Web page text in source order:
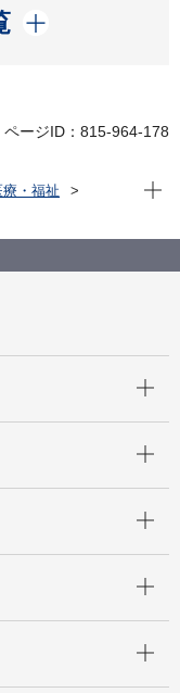
ページID：815-964-178
・福祉
いる地域包括支援
現在